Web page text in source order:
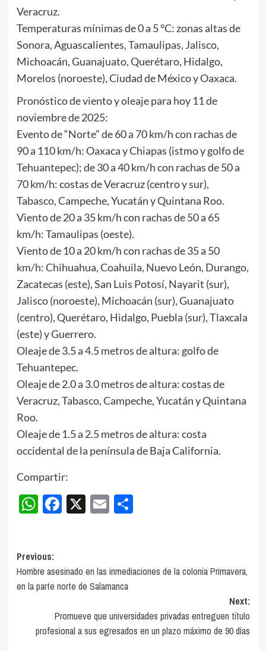
Veracruz.
Temperaturas mínimas de 0 a 5 °C: zonas altas de
Sonora, Aguascalientes, Tamaulipas, Jalisco,
Michoacán, Guanajuato, Querétaro, Hidalgo,
Morelos (noroeste), Ciudad de México y Oaxaca.
Pronóstico de viento y oleaje para hoy 11 de
noviembre de 2025:
Evento de “Norte” de 60 a 70 km/h con rachas de
90 a 110 km/h: Oaxaca y Chiapas (istmo y golfo de
Tehuantepec); de 30 a 40 km/h con rachas de 50 a
70 km/h: costas de Veracruz (centro y sur),
Tabasco, Campeche, Yucatán y Quintana Roo.
Viento de 20 a 35 km/h con rachas de 50 a 65
km/h: Tamaulipas (oeste).
Viento de 10 a 20 km/h con rachas de 35 a 50
km/h: Chihuahua, Coahuila, Nuevo León, Durango,
Zacatecas (este), San Luis Potosí, Nayarit (sur),
Jalisco (noroeste), Michoacán (sur), Guanajuato
(centro), Querétaro, Hidalgo, Puebla (sur), Tlaxcala
(este) y Guerrero.
Oleaje de 3.5 a 4.5 metros de altura: golfo de
Tehuantepec.
Oleaje de 2.0 a 3.0 metros de altura: costas de
Veracruz, Tabasco, Campeche, Yucatán y Quintana
Roo.
Oleaje de 1.5 a 2.5 metros de altura: costa
occidental de la península de Baja California.
Compartir:
WhatsApp
Facebook
X EmailCompartir
Post
navigation
Previous:
Hombre asesinado en las inmediaciones de la colonia Primavera,
en la parte norte de Salamanca
Next:
Promueve que universidades privadas entreguen título
profesional a sus egresados en un plazo máximo de 90 días